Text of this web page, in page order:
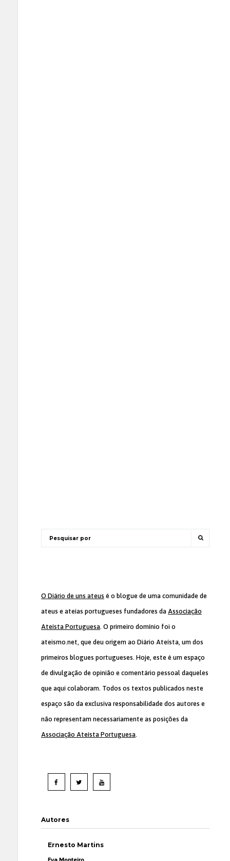
O Diário de uns ateus é o blogue de uma comunidade de
ateus e ateias portugueses fundadores da Associação
Ateísta Portuguesa. O primeiro domínio foi o
ateismo.net, que deu origem ao Diário Ateísta, um dos
primeiros blogues portugueses. Hoje, este é um espaço
de divulgação de opinião e comentário pessoal daqueles
que aqui colaboram. Todos os textos publicados neste
espaço são da exclusiva responsabilidade dos autores e
não representam necessariamente as posições da
Associação Ateísta Portuguesa.
Autores
Ernesto Martins